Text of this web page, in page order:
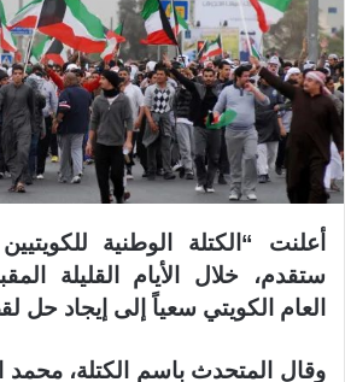
أعلنت “الكتلة الوطنية
ستقدم، خلال الأيام القليلة
العام الكويتي سعياً إلى إيجاد حل
وقال المتحدث باسم الكتلة،